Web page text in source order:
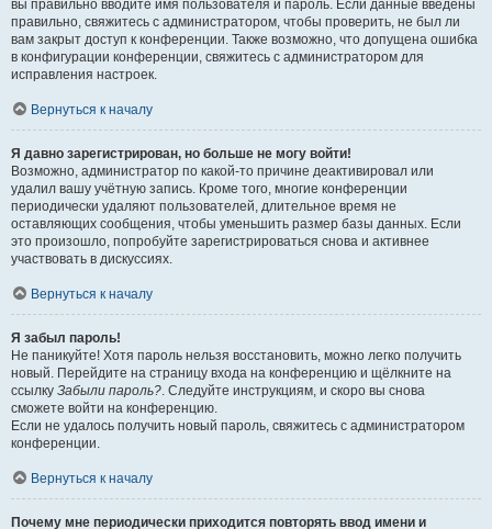
вы правильно вводите имя пользователя и пароль. Если данные введены
правильно, свяжитесь с администратором, чтобы проверить, не был ли
вам закрыт доступ к конференции. Также возможно, что допущена ошибка
в конфигурации конференции, свяжитесь с администратором для
исправления настроек.
Вернуться к началу
Я давно зарегистрирован, но больше не могу войти!
Возможно, администратор по какой-то причине деактивировал или
удалил вашу учётную запись. Кроме того, многие конференции
периодически удаляют пользователей, длительное время не
оставляющих сообщения, чтобы уменьшить размер базы данных. Если
это произошло, попробуйте зарегистрироваться снова и активнее
участвовать в дискуссиях.
Вернуться к началу
Я забыл пароль!
Не паникуйте! Хотя пароль нельзя восстановить, можно легко получить
новый. Перейдите на страницу входа на конференцию и щёлкните на
ссылку Забыли пароль? . Следуйте инструкциям, и скоро вы снова
сможете войти на конференцию.
Если не удалось получить новый пароль, свяжитесь с администратором
конференции.
Вернуться к началу
Почему мне периодически приходится повторять ввод имени и